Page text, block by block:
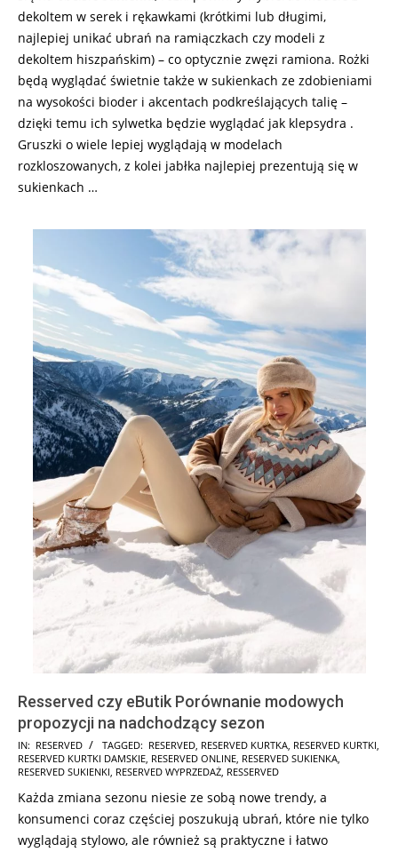
dekoltem w serek i rękawkami (krótkimi lub długimi,
najlepiej unikać ubrań na ramiączkach czy modeli z
dekoltem hiszpańskim) – co optycznie zwęzi ramiona. Rożki
będą wyglądać świetnie także w sukienkach ze zdobieniami
na wysokości bioder i akcentach podkreślających talię –
dzięki temu ich sylwetka będzie wyglądać jak klepsydra .
Gruszki o wiele lepiej wyglądają w modelach
rozkloszowanych, z kolei jabłka najlepiej prezentują się w
sukienkach …
Resserved czy eButik Porównanie modowych
propozycji na nadchodzący sezon
2025-
01-
IN: RESERVED TAGGED: RESERVED, RESERVED KURTKA, RESERVED KURTKI,
RESERVED KURTKI DAMSKIE, RESERVED ONLINE, RESERVED SUKIENKA,
RESERVED SUKIENKI, RESERVED WYPRZEDAŻ, RESSERVED
Każda zmiana sezonu niesie ze sobą nowe trendy, a
konsumenci coraz częściej poszukują ubrań, które nie tylko
wyglądają stylowo, ale również są praktyczne i łatwo